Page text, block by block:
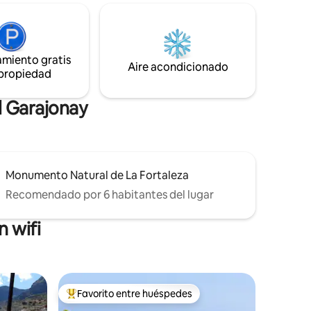
en
bajar
dormitorios, una habitación principal y
una doble. Cocina abierta y aseo. Wifi y
TV vía satélite gratuitos. También nos
encanta compartir con nuestros
principalmente mangos y aguacates.
gratis
Aire acondicionado
Monumento Natural de La Fortaleza
Recomendado por 6 habitantes del lugar
wifi
Favorito entre los huéspedes más destacados
Favorito entre huéspedes